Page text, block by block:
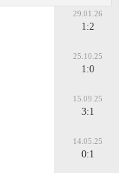
29.01.26
1:2
25.10.25
1:0
15.09.25
3:1
14.05.25
0:1